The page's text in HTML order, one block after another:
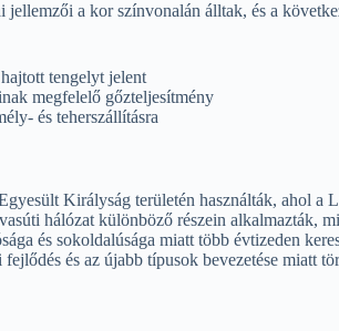
a kor színvonalán álltak, és a
tengelyt jelent
megfelelő gőzteljesítmény
és teherszállításra
Királyság területén használták, ahol a
hálózat különböző részein alkalmazták,
és sokoldalúsága miatt több évtizeden
és az újabb típusok bevezetése miatt